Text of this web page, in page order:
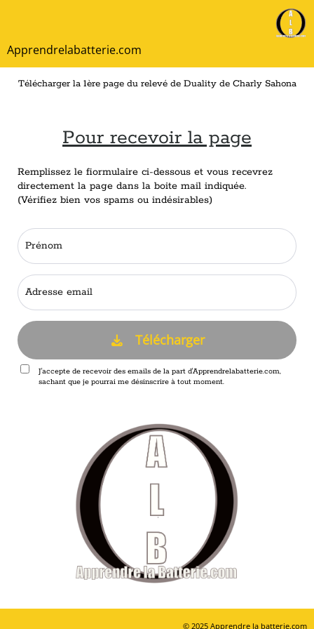
Apprendrelabatterie.com
Télécharger la 1ère page du relevé de Duality de Charly Sahona
Pour recevoir la page
Remplissez le fiormulaire ci-dessous et vous recevrez
directement la page dans la boite mail indiquée.
(Vérifiez bien vos spams ou indésirables)
Télécharger
J'accepte de recevoir des emails de la part d'Apprendrelabatterie.com,
sachant que je pourrai me désinscrire à tout moment.
© 2025 Apprendre la batterie.com